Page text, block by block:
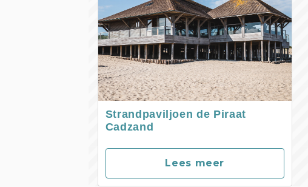
Strandpaviljoen de Piraat
Cadzand
Lees meer